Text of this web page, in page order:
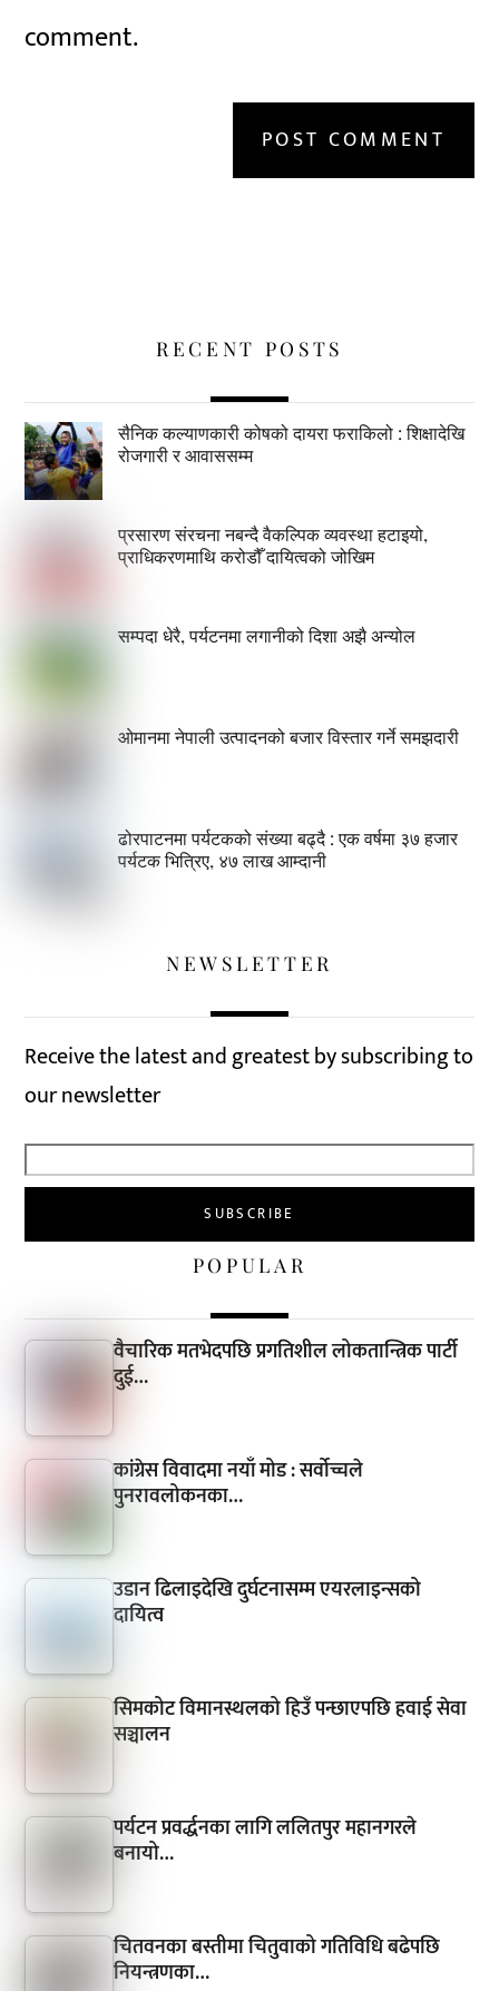
comment.
RECENT POSTS
सैनिक कल्याणकारी कोषको दायरा फराकिलो : शिक्षादेखि
रोजगारी र आवाससम्म
प्रसारण संरचना नबन्दै वैकल्पिक व्यवस्था हटाइयो,
प्राधिकरणमाथि करोडौँ दायित्वको जोखिम
सम्पदा धेरै, पर्यटनमा लगानीको दिशा अझै अन्योल
ओमानमा नेपाली उत्पादनको बजार विस्तार गर्ने समझदारी
ढोरपाटनमा पर्यटकको संख्या बढ्दै : एक वर्षमा ३७ हजार
पर्यटक भित्रिए, ४७ लाख आम्दानी
NEWSLETTER
Receive the latest and greatest by subscribing to
our newsletter
POPULAR
वैचारिक मतभेदपछि प्रगतिशील लोकतान्त्रिक पार्टी
दुई…
कांग्रेस विवादमा नयाँ मोड : सर्वोच्चले
पुनरावलोकनका…
उडान ढिलाइदेखि दुर्घटनासम्म एयरलाइन्सको
दायित्व
सिमकोट विमानस्थलको हिउँ पन्छाएपछि हवाई सेवा
सञ्चालन
पर्यटन प्रवर्द्धनका लागि ललितपुर महानगरले
बनायो…
चितवनका बस्तीमा चितुवाको गतिविधि बढेपछि
नियन्त्रणका…